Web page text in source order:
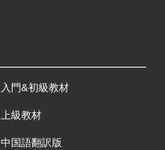
入門&初級教材
上級教材
中国語翻訳版